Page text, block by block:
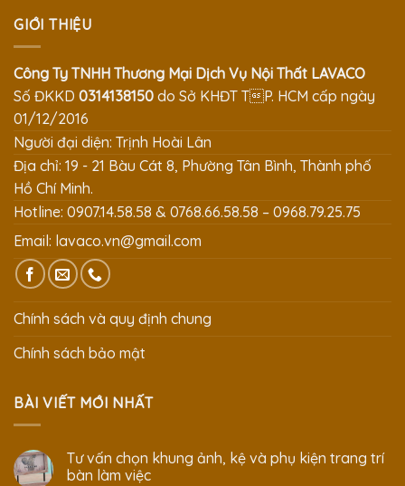
GIỚI THIỆU
Công Ty TNHH Thương Mại Dịch Vụ Nội Thất LAVACO
Số ĐKKD 0314138150 do Sở KHĐT TP. HCM cấp ngày
01/12/2016
Người đại diện: Trịnh Hoài Lân
Địa chỉ: 19 - 21 Bàu Cát 8, Phường Tân Bình, Thành phố
Hồ Chí Minh.
Hotline: 0907.14.58.58 & 0768.66.58.58 – 0968.79.25.75
Email: lavaco.vn@gmail.com
Chính sách và quy định chung
Chính sách bảo mật
BÀI VIẾT MỚI NHẤT
Tư vấn chọn khung ảnh, kệ và phụ kiện trang trí
bàn làm việc